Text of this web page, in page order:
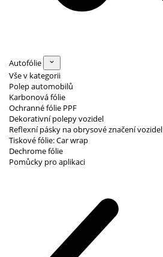
Autofólie
Vše v kategorii
Polep automobilů
Karbonová fólie
Ochranné fólie PPF
Dekorativní polepy vozidel
Reflexní pásky na obrysové značení vozidel
Tiskové fólie: Car wrap
Dechrome fólie
Pomůcky pro aplikaci